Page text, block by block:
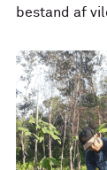
bestand af